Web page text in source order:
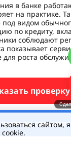
в банке
на практике.
видом
по кредиту,
соблюдают
показывает
роста
проверку
сайтом,